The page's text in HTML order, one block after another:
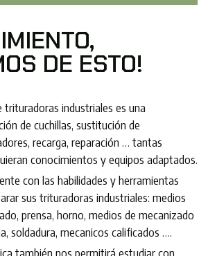
DE ESTO!
industriales es una
de cuchillas, sustitución de
recarga, reparación … tantas
conocimientos y equipos adaptados.
con las habilidades y herramientas
sus trituradoras industriales: medios
prensa, horno, medios de mecanizado
soldadura, mecanicos calificados ….
también nos permitirá estudiar con